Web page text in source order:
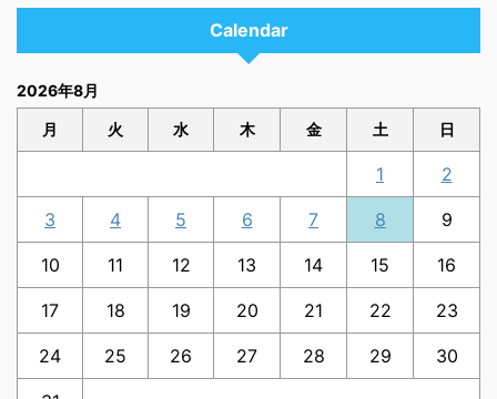
Calendar
2026年8月
月 火 水 木 金 土 日
1 2
3 4 5 6 7 8 9
10 11 12 13 14 15 16
17 18 19 20 21 22 23
24 25 26 27 28 29 30